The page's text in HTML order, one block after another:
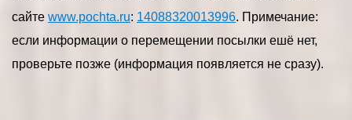
сайте www.pochta.ru: 14088320013996. Примечание:
если информации о перемещении посылки ешё нет,
проверьте позже (информация появляется не сразу).